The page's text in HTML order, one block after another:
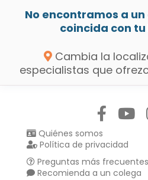
No encontramos a
coincida con
Cambia la
especialistas que
Quiénes somos
Política de privacidad
Preguntas más frecuentes
Recomienda a un colega